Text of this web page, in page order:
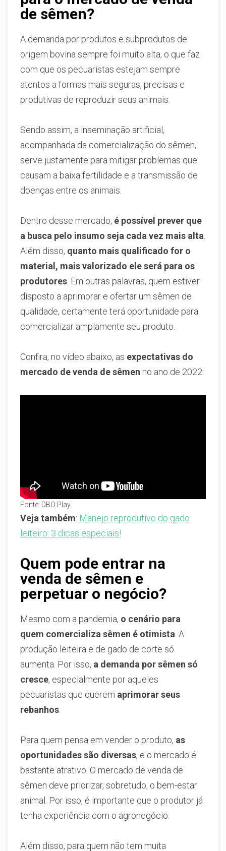
de sêmen?
A demanda por produtos e subprodutos de
origem bovina sempre foi muito alta, o que faz
com que os pecuaristas estejam sempre
atentos a formas mais seguras, precisas e
produtivas de reproduzir seus animais.
Sendo assim, a inseminação artificial,
acompanhada da comercialização do sêmen,
serve justamente para mitigar problemas que
causam a baixa fertilidade e a transmissão de
doenças entre os animais.
Dentro desse mercado, é possível prever que
a busca pelo insumo seja cada vez mais alta
Além disso, quanto mais qualificado for o
material, mais valorizado ele será para os
produtores . Em outras palavras, quem estiver
disposto a aprimorar e ofertar um sêmen de
qualidade, certamente terá oportunidade para
comercializar amplamente seu produto.
Confira, no vídeo abaixo, as expectativas do
mercado de venda de sêmen no ano de 2022:
Fonte: DBO Play.
Veja também: Manejo reprodutivo do gado
leiteiro: 3 dicas especiais!
Quem pode entrar na
venda de sêmen e
perpetuar o negócio?
Mesmo com a pandemia, o cenário para
quem comercializa sêmen é otimista . A
produção leiteira e de gado de corte só
aumenta. Por isso, a demanda por sêmen só
cresce, especialmente por aqueles
pecuaristas que querem aprimorar seus
rebanhos
Para quem pensa em vender o produto, as
oportunidades são diversas, e o mercado é
bastante atrativo. O mercado de venda de
sêmen deve priorizar, sobretudo, o bem-estar
animal. Por isso, é importante que o produtor já
tenha experiência com o agronegócio.
Além disso, para quem não tem muita